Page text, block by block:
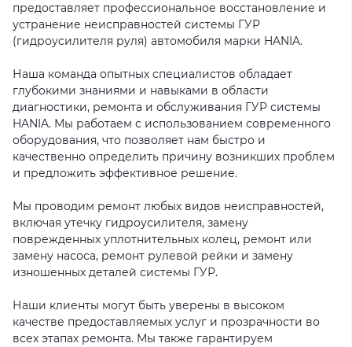
предоставляет профессиональное восстановление и
устранение неисправностей системы ГУР
(гидроусилителя руля) автомобиля марки HANIA.
Наша команда опытных специалистов обладает
глубокими знаниями и навыками в области
диагностики, ремонта и обслуживания ГУР системы
HANIA. Мы работаем с использованием современного
оборудования, что позволяет нам быстро и
качественно определить причину возникших проблем
и предложить эффективное решение.
Мы проводим ремонт любых видов неисправностей,
включая утечку гидроусилителя, замену
поврежденных уплотнительных колец, ремонт или
замену насоса, ремонт рулевой рейки и замену
изношенных деталей системы ГУР.
Наши клиенты могут быть уверены в высоком
качестве предоставляемых услуг и прозрачности во
всех этапах ремонта. Мы также гарантируем